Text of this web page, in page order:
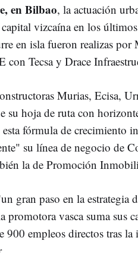
en Bilbao, la actuación
vizcaína en los
en isla fueron realizas por
con Tecsa y Drace
Murias, Ecisa,
su hoja de ruta con
fórmula de crecimiento
su línea de negocio de
la de Promoción
gran paso en la estrategia
vasca suma sus
900 empleos directos tras